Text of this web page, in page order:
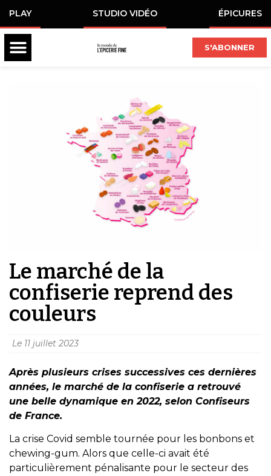
PLAY STUDIO VIDÉO ÉPICURES
S'ABONNER
Le marché de la
confiserie reprend des
couleurs
Le 11 juillet 2023
Après plusieurs crises successives ces dernières
années, le marché de la confiserie a retrouvé
une belle dynamique en 2022, selon Confiseurs
de France.
La crise Covid semble tournée pour les bonbons et
chewing-gum. Alors que celle-ci avait été
particulièrement pénalisante pour le secteur des